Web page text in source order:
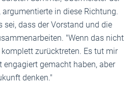
in diese Richtung.
sei, dass der Vorstand und die
"Wenn das nicht
zurücktreten. Es tut mir
engagiert gemacht haben, aber
denken."